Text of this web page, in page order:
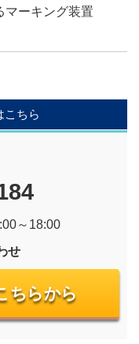
マーキング装置
こちら
～18:00
せ
ちらから